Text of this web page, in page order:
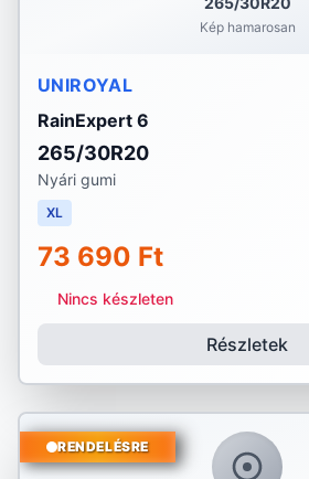
Kép hamarosan
UNIROYAL
RainExpert 6
265/30R20
Nyári gumi
XL
73 690 Ft
Nincs készleten
Részletek
RENDELÉSRE